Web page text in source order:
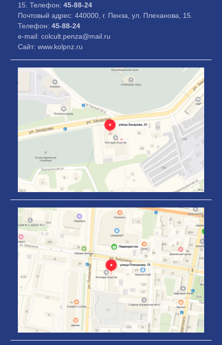
15. Телефон:45-88-24
Почтовый адрес: 440000, г. Пенза, ул. Плеханова, 15.
Телефон:45-88-24
e-mail: colcult.penza@mail.ru
Сайт: www.kolpnz.ru